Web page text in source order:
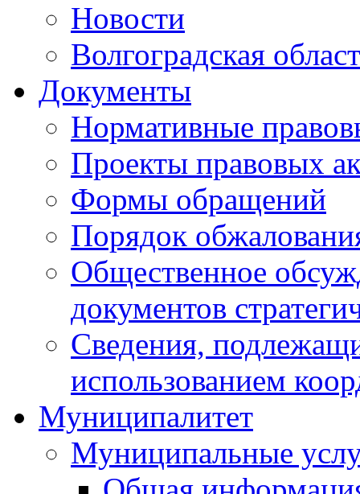
Новости
Волгоградская
Документы
Нормативные
Проекты правовых
Формы обращений
Порядок
Общественное
документов
Сведения,
использованием
Муниципалитет
Муниципальные